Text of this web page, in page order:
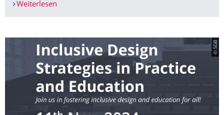
Weiterlesen
© SGB